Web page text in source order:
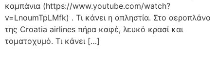
καμπάνια (https://www.youtube.com/watch?
v=LnoumTpLMfk) . Τι κάνει η απληστία. Στο αεροπλάνο
της Croatia airlines πήρα καφέ, λευκό κρασί και
τοματοχυμό. Τι κάνει […]